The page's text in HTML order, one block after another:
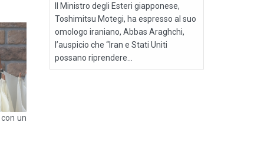
un
Il Ministro degli Esteri giapponese,
Toshimitsu Motegi, ha espresso al suo
omologo iraniano, Abbas Araghchi,
l’auspicio che “Iran e Stati Uniti
possano riprendere...